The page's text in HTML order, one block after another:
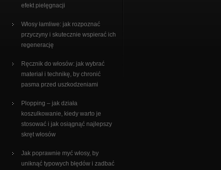
efekt pielęgnacji
Włosy łamliwe: jak rozpoznać
przyczyny i skutecznie wspierać ich
regenerację
Ręcznik do włosów: jak wybrać
materiał i technikę, by chronić
pasma przed uszkodzeniami
Plopping – jak działa
koszulkowanie, kiedy warto je
stosować i jak osiągnąć najlepszy
skręt włosów
Jak poprawnie myć włosy, by
uniknąć typowych błędów i zadbać